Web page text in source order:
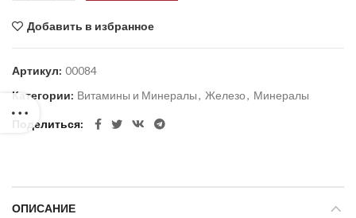
Добавить в избранное
Артикул: 00084
Категории: Витамины и Минералы, Железо, Минералы
Поделиться
ОПИСАНИЕ